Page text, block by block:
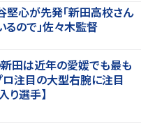
堅心が先発「新田高校さん
ので」佐々木監督
田は近年の愛媛でも最も
ロ注目の大型右腕に注目
り選手】